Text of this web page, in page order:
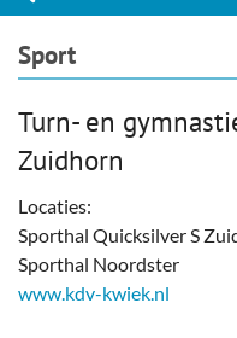
Actueel
Welzijn & Maatschappij
Bedrijven
Prikbord & Aanbiedingen
Sport
Turn- en
Zuidhorn
Locaties:
Sporthal Quicksilver S
Sporthal Noordster
www.kdv-kwiek.nl